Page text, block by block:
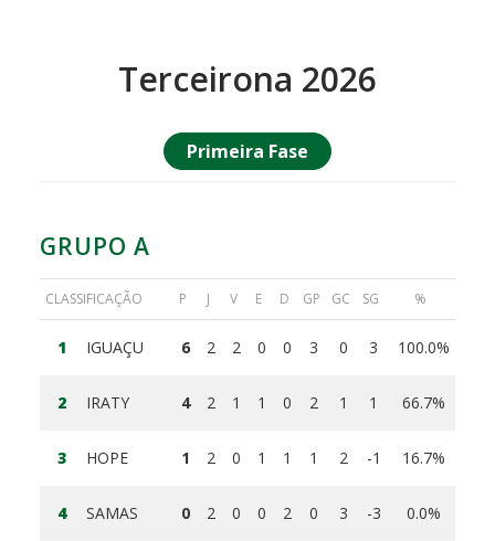
Terceirona 2026
Primeira Fase
GRUPO A
CLASSIFICAÇÃO P J V E D GP GC SG %
1 IGUAÇU 6 2 2 0 0 3 0 3 100.0%
2 IRATY 4 2 1 1 0 2 1 1 66.7%
3 HOPE 1 2 0 1 1 1 2 -1 16.7%
4 SAMAS 0 2 0 0 2 0 3 -3 0.0%